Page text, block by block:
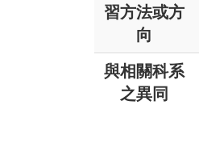
習方法或方
向
與相關科系
之異同